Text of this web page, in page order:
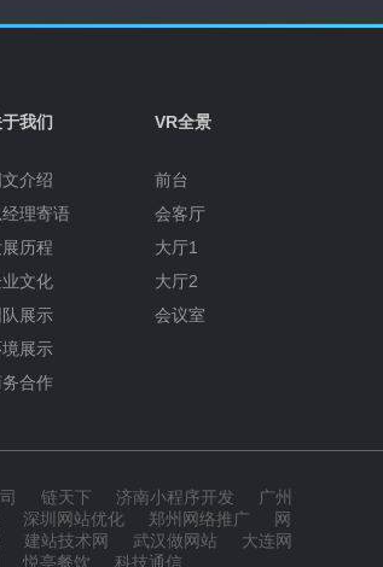
我们
文介绍
经理寄语
历程
文化
队展示
展示
合作
VR全景
前台
会客厅
大厅1
大厅2
会议室
链天下 济南小程序开发
广州
深圳网站优化 郑州网络推广
网
建站技术网 武汉做网站
大连网
悦亭餐饮 科技通信